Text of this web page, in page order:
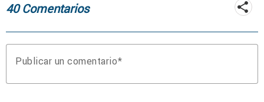
40 Comentarios
Publicar un comentario